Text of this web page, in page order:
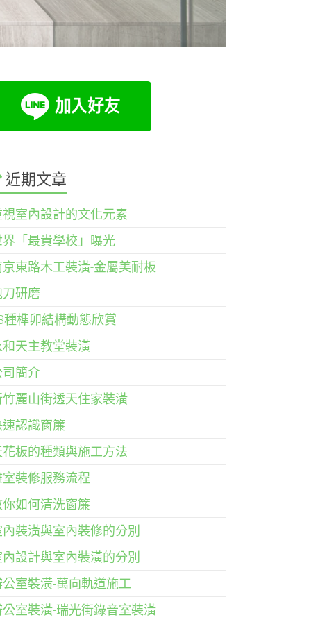
近期文章
視室內設計的文化元素
界「最貴學校」曝光
京東路木工裝潢-金屬美耐板
刀研磨
種榫卯結構動態欣賞
和天主教堂裝潢
司簡介
竹麗山街透天住家裝潢
速認識窗簾
花板的種類與施工方法
室裝修服務流程
你如何清洗窗簾
裝潢與室內裝修的分別
設計與室內裝潢的分別
公室裝潢-萬向軌道施工
公室裝潢-瑞光街錄音室裝潢